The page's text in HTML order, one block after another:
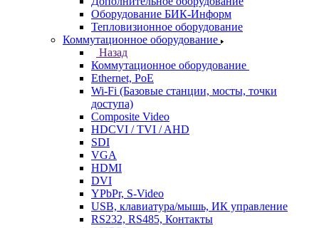
Оборудование БИК-Информ
Тепловизионное оборудование
Коммутационное оборудование
Назад
Коммутационное оборудование
Ethernet, PoE
Wi-Fi (Базовые станции, мосты, точки
доступа)
Composite Video
HDCVI / TVI / AHD
SDI
VGA
HDMI
DVI
YPbPr, S-Video
USB, клавиатура/мышь, ИК управление
RS232, RS485, Контакты